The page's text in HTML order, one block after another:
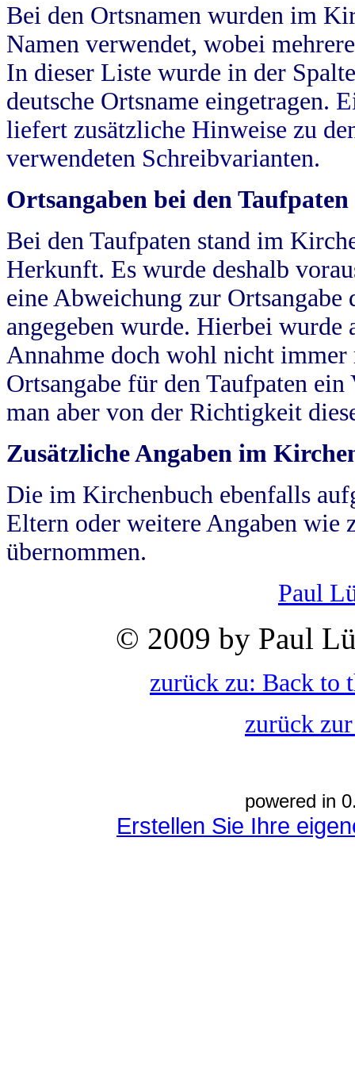
Bei den Ortsnamen wurden im
Namen verwendet, wobei
In dieser Liste wurde in der
deutsche Ortsname eingetragen.
liefert zusätzliche Hinweise zu
verwendeten Schreibvarianten.
Ortsangaben bei den Taufpaten
Bei den Taufpaten stand im
Herkunft. Es wurde deshalb
eine Abweichung zur
angegeben wurde. Hierbei wurde
Annahme doch wohl nicht
Ortsangabe für den Taufpaten
man aber von der Richtigkeit
Zusätzliche Angaben im
Die im Kirchenbuch ebenfalls
Eltern oder weitere Angaben wie
übernommen.
Paul
© 2009 by Paul
zurück zu: Back to
zurück
powered in
Erstellen Sie Ihre